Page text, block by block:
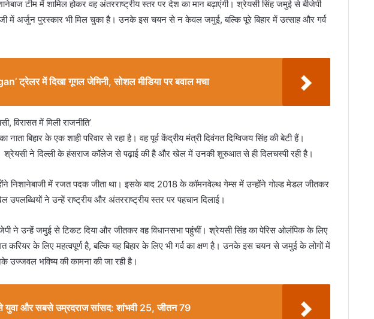
टीम में शामिल होकर वह अंतरराष्ट्रीय स्तर पर देश का मान बढ़ाएंगी। श्रेयसी सिंह जमुई से बीजेपी
में अर्जुन पुरस्कार भी मिल चुका है। उनके इस चयन से न केवल जमुई, बल्कि पूरे बिहार में उत्साह और गर्व
ट्रेलर में दिखा गूगल जेमिनी, सोशल मीडिया पर बवाल मचा
विरासत में मिली राजनीति’
बिहार के एक शाही परिवार से रहा है। वह पूर्व केंद्रीय मंत्री दिवंगत दिग्विजय सिंह की बेटी हैं।
श्रेयसी ने दिल्ली के हंसराज कॉलेज से पढ़ाई की है और खेल में उनकी शुरुआत से ही दिलचस्पी रही है।
निशानेबाजी में रजत पदक जीता था। इसके बाद 2018 के कॉमनवेल्थ गेम्स में उन्होंने गोल्ड मेडल जीतकर
ने उन्हें राष्ट्रीय और अंतरराष्ट्रीय स्तर पर पहचान दिलाई।
ने उन्हें जमुई से टिकट दिया और जीतकर वह विधानसभा पहुंचीं। श्रेयसी सिंह का पेरिस ओलंपिक के लिए
करियर के लिए महत्वपूर्ण है, बल्कि यह बिहार के लिए भी गर्व का क्षण है। उनके इस चयन से जमुई के लोगों में
भविष्य की कामना की जा रही है।
युवा और सबसे उम्रदराज सांसद: शांभवी 25, जीतन 79